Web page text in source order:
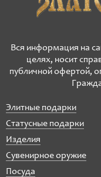
Вся информация на
целях, носит
публичной офертой,
Элитные подарки
Статусные подарки
Изделия
Сувенирное оружие
Посуда